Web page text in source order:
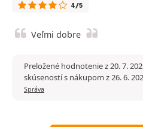
4/5
Veľmi dobre
Preložené hodnotenie z 20. 7.
skúseností s nákupom z 26. 6.
Správa